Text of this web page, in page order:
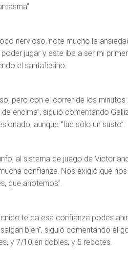
nervioso, note mucho la
jugar y este iba a ser mi
el santafesino.
pero con el correr de los minutos
encima”, siguió comentando
aunque “fue sólo un susto”.
al sistema de juego de
confianza. Nos exigió que
que anotemos”.
te da esa confianza podes
bien”, siguió comentando el
y 7/10 en dobles; y 5 rebotes.